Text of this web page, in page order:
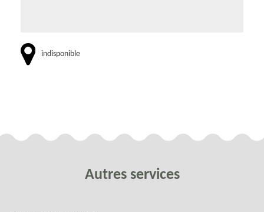
indisponible
Autres services